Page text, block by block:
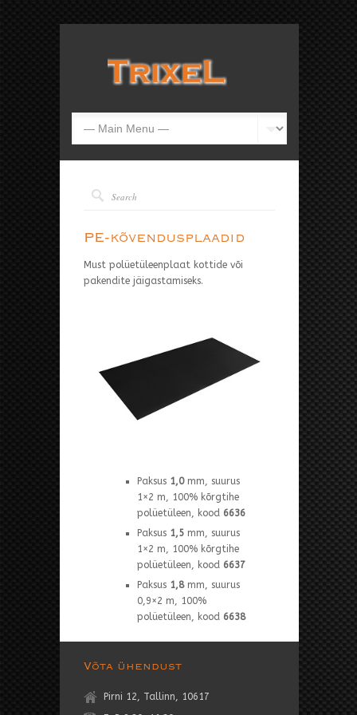
PE-kõvendusplaadid
Must polüetüleenplaat kottide või
pakendite jäigastamiseks.
Paksus 1,0mm, suurus
1×2 m, 100% kõrgtihe
polüetüleen, kood 6636
Paksus 1,5mm, suurus
1×2 m, 100% kõrgtihe
polüetüleen, kood 6637
Paksus 1,8mm, suurus
0,9×2 m, 100%
polüetüleen, kood 6638
Võta ühendust
Pirni 12, Tallinn, 10617